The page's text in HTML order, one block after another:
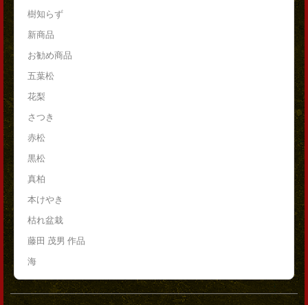
樹知らず
新商品
お勧め商品
五葉松
花梨
さつき
赤松
黒松
真柏
本けやき
枯れ盆栽
藤田 茂男 作品
海